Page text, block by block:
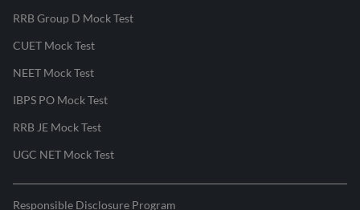
RRB Group D Mock Test
CUET Mock Test
NEET Mock Test
IBPS PO Mock Test
RRB JE Mock Test
UGC NET Mock Test
Responsible Disclosure Program